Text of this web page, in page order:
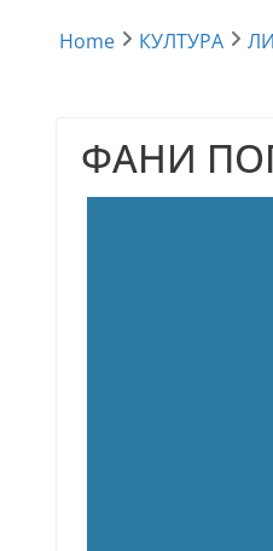
Home КУЛТУРА
ФАНИ